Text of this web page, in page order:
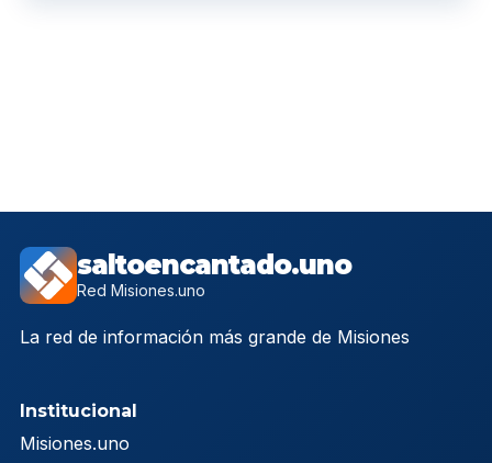
saltoencantado.uno
Red Misiones.uno
La red de información más grande de Misiones
Institucional
Misiones.uno